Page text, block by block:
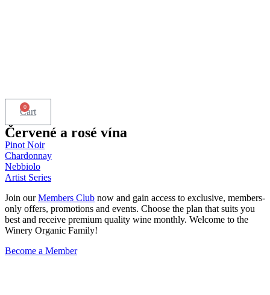
0
Cart
Červené a rosé vína
Pinot Noir
Chardonnay
Nebbiolo
Artist Series
Join ourMembers Club now and gain access to exclusive, members-
only offers, promotions and events. Choose the plan that suits you
best and receive premium quality wine monthly. Welcome to the
Winery Organic Family!
Become a Member